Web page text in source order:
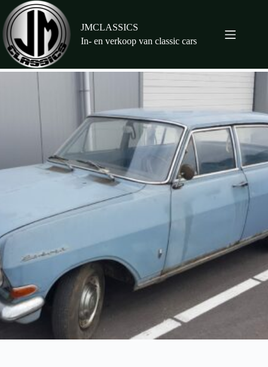
naar
de
inhoud
JMCLASSICS
In- en verkoop van classic cars